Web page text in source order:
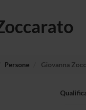
Persone Giovanna